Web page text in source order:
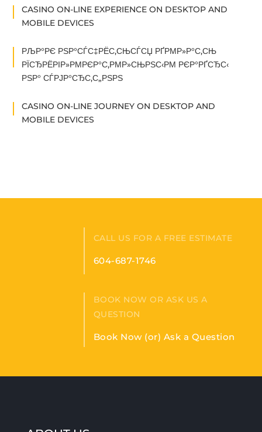
CASINO ON-LINE EXPERIENCE ON DESKTOP AND
MOBILE DEVICES
РЉР°РЄ РЅР°СЃС‡РЁС‚СЊСЃСЏ РҐРΜР»Р°С‚СЊ
РЇСЂРЁРІР»РΜРЄР°С‚РΜР»СЊРЅС‹РΜ РЄР°РҐСЂС‹
РЅР° СЃРЈР°СЂС‚С„РЅРЅ
CASINO ON-LINE JOURNEY ON DESKTOP AND
MOBILE DEVICES
CALL US FOR A FREE ESTIMATE
604-687-1746
BOOK NOW OR ASK US A
QUESTION
Book Now (or) Ask a Question